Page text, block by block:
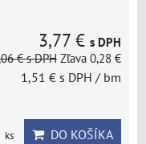
3,77 € s DPH
€s DPH Zľava 0,28 €
1,51 € s DPH / bm
ks DO KOŠÍKA